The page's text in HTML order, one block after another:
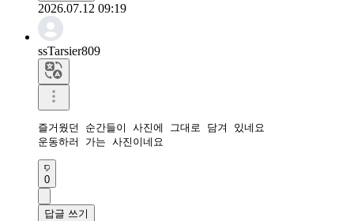
2026.07.12 09:19
ssTarsier809
즐거웠던 순간들이 사진에 그대로 담겨 있네요
운동하러 가는 사진이네요
0
답글 쓰기